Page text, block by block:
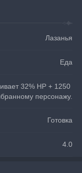
Лазанья
Еда
32% HP + 1250
персонажу.
Готовка
4.0